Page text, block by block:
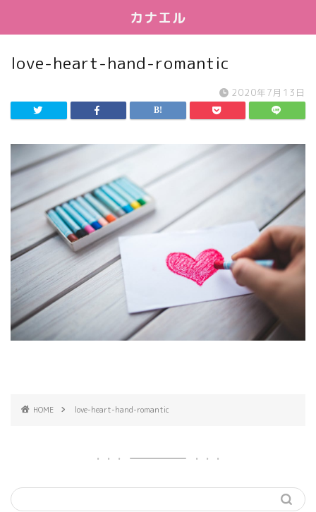
カナエル
love-heart-hand-romantic
2020年7月13日
HOME love-heart-hand-romantic